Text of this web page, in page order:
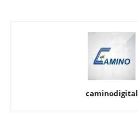
caminodigital